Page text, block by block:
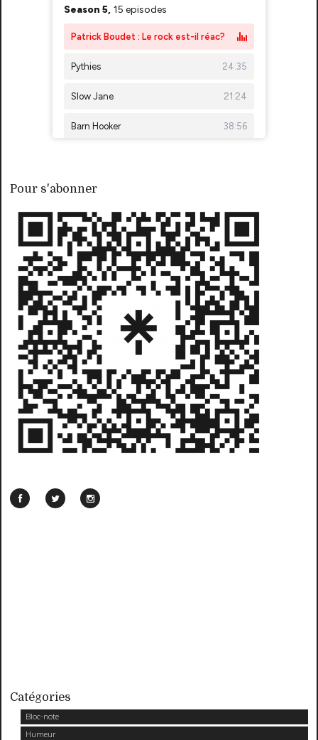
Pour s'abonner
Catégories
Bloc-note
Humeur